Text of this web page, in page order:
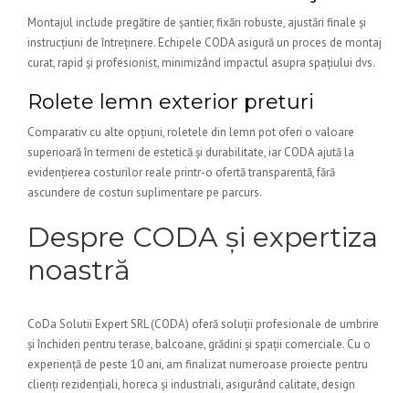
Montajul include pregătire de șantier, fixări robuste, ajustări finale și
instrucțiuni de întreținere. Echipele CODA asigură un proces de montaj
curat, rapid și profesionist, minimizând impactul asupra spațiului dvs.
Rolete lemn exterior preturi
Comparativ cu alte opțiuni, roletele din lemn pot oferi o valoare
superioară în termeni de estetică și durabilitate, iar CODA ajută la
evidențierea costurilor reale printr-o ofertă transparentă, fără
ascundere de costuri suplimentare pe parcurs.
Despre CODA și expertiza
noastră
CoDa Solutii Expert SRL (CODA) oferă soluții profesionale de umbrire
și închideri pentru terase, balcoane, grădini și spații comerciale. Cu o
experiență de peste 10 ani, am finalizat numeroase proiecte pentru
clienți rezidențiali, horeca și industriali, asigurând calitate, design